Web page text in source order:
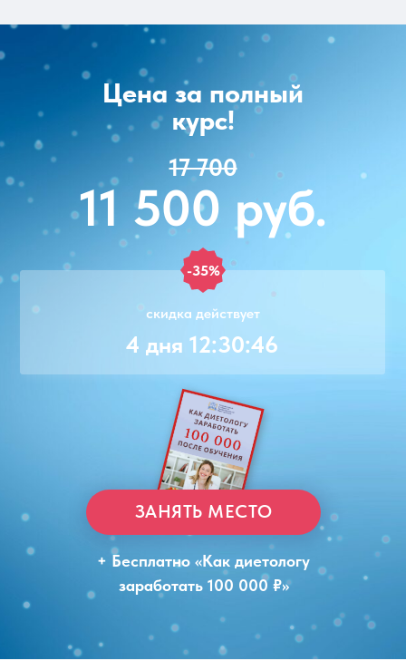
Цена за полный
курс!
+ Бесплатно «Как диетологу
заработать 100 000 ₽»
17 700
11 500 руб.
4 дня 12:30:46
скидка действует
-35%
ЗАНЯТЬ МЕСТО